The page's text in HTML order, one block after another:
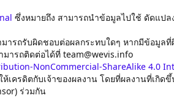
ซึ่งหมายถึง สามารถนำข้อมูลไปใช้ ดัดแป
รถรับผิดชอบต่อผลกระทบใดๆ หากมีข้อมูล
มารถติดต่อได้ที่ team@wevis.info
NonCommercial-ShareAlike 4.0
ครดิตกับเจ้าของผลงาน โดยที่ผลงานที่เกิด
ร่วมกัน